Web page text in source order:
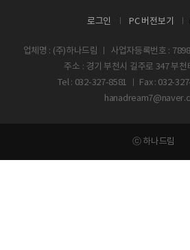
로그인 PC 버전보기
업체명 : (주)하나드림 ㅣ 사업자등록번호 :
주소 : 경기 부천시 길주로 347 부
Tel : 032-327-8581 ㅣ Fax : 032-
ⓒ 하나드림